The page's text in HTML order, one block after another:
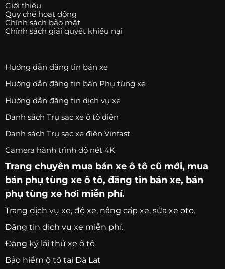
Giới thiệu
Quy chế hoạt động
Chính sách bảo mật
Chính sách giải quyết khiếu nại
Hướng dẫn đăng tin bán xe
Hướng dẫn đăng tin bán Phụ tùng xe
Hướng dẫn đăng tin dịch vụ xe
Danh sách Trụ sạc xe ô tô điện
Danh sách Trụ sạc xe điện Vinfast
Camera hành trình độ nét 4K
Trang chuyên mua bán xe ô tô cũ mới, mua
bán phụ tùng xe ô tô, đăng tin bán xe, bán
phụ tùng xe hơi miễn phí.
Trang dịch vụ xe, độ xe, nâng cấp xe, sửa xe oto.
Đăng tin dịch vụ xe miễn phí.
Đăng ký lái thử xe ô tô
Bảo hiểm ô tô tại Đà Lạt